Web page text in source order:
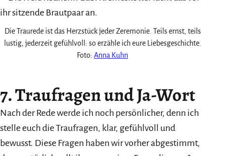
Die Traurede ist das Herzstück jeder Zeremonie. Teils ernst, teils
lustig, jederzeit gefühlvoll: so erzähle ich eure Liebesgeschichte.
Foto: Anna Kuhn
7. Traufragen und Ja-Wort
Nach der Rede werde ich noch persönlicher, denn ich
stelle euch die Traufragen, klar, gefühlvoll und
bewusst. Diese Fragen haben wir vorher abgestimmt,